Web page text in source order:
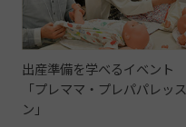
出産準備を学べるイベント
「プレママ・プレパパレッス
ン」